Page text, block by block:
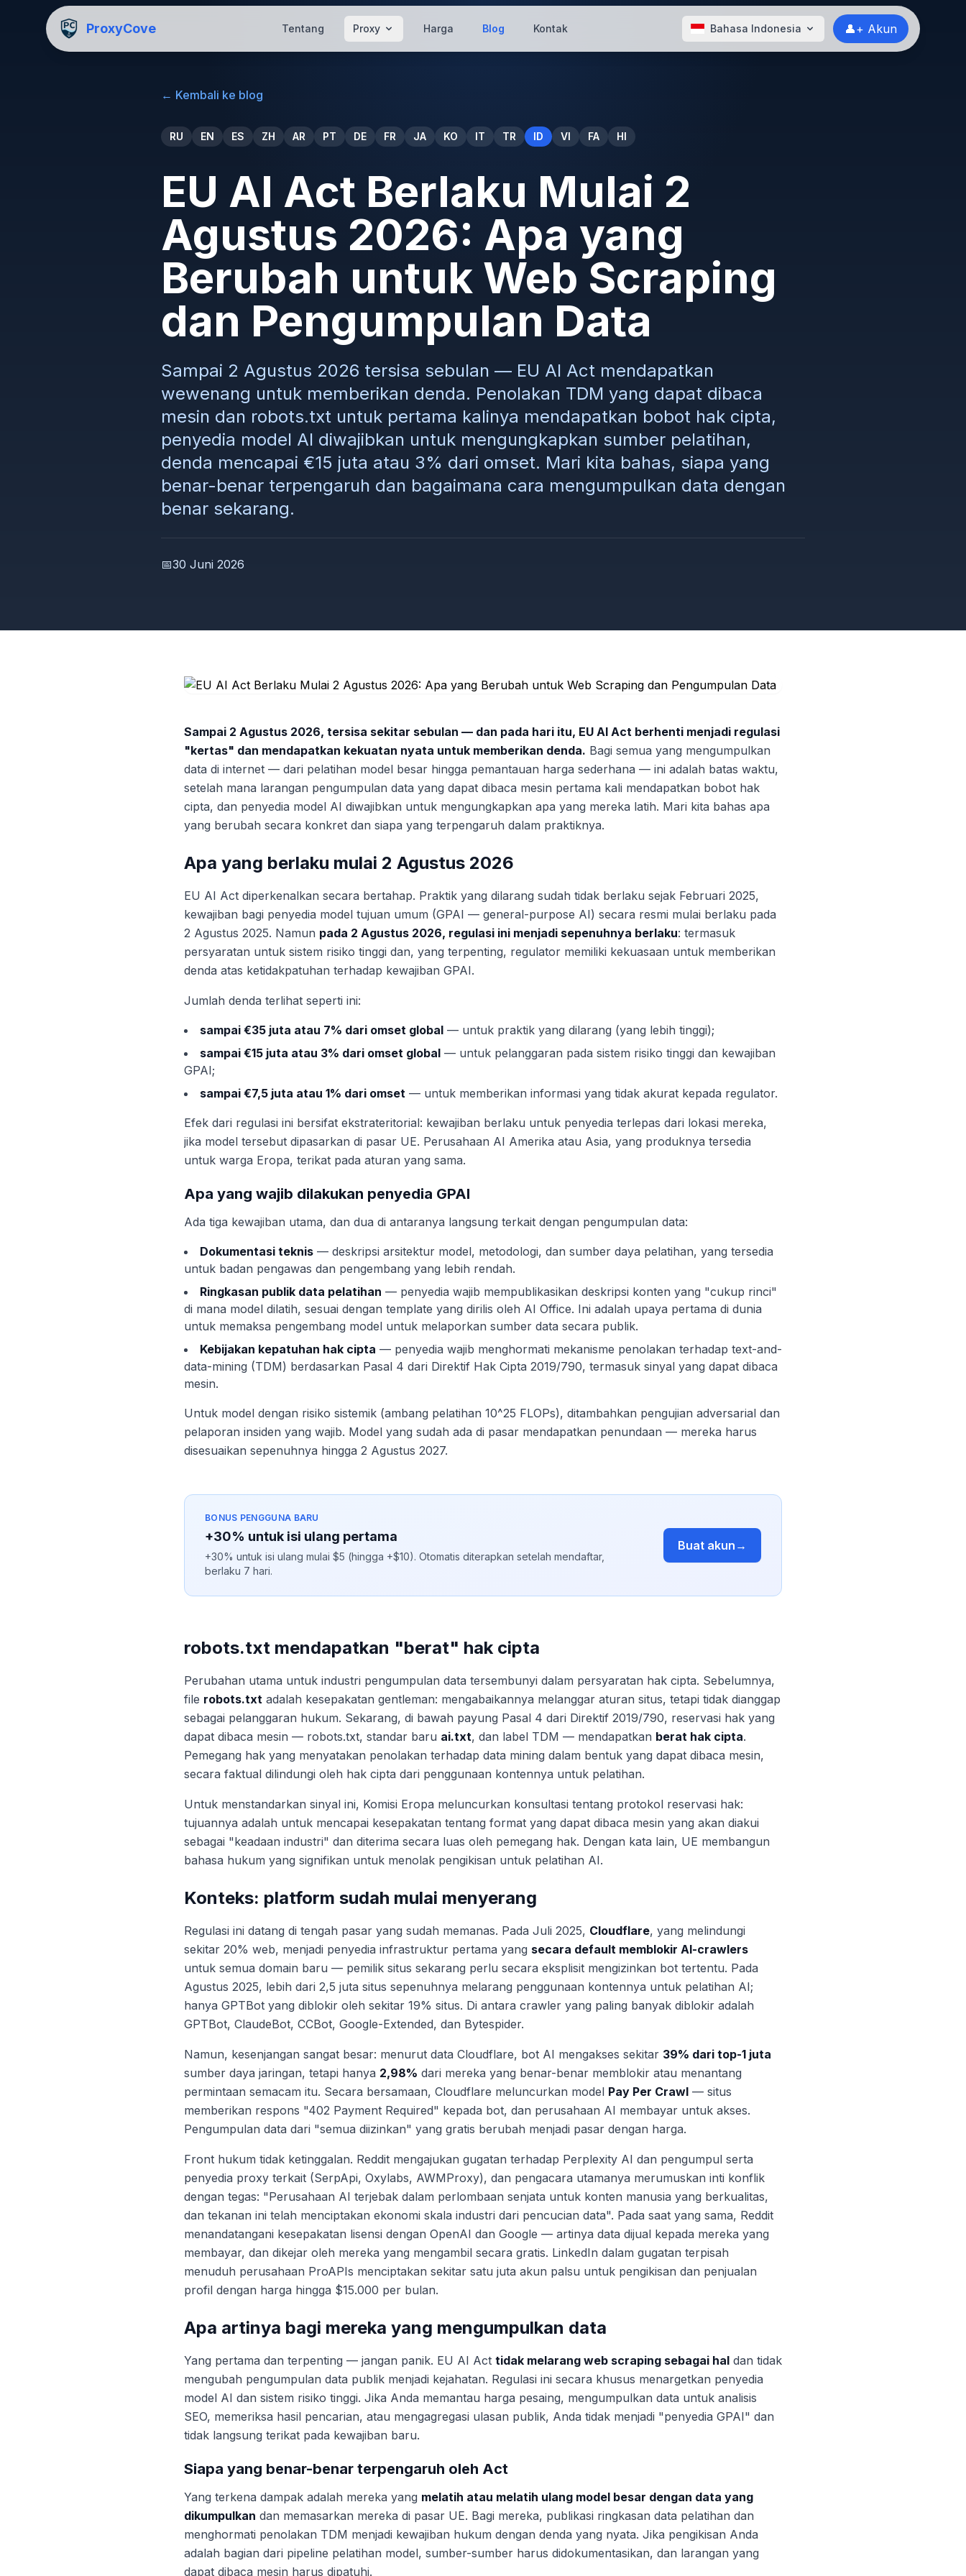
ProxyCove Tentang Proxy Harga Blog Kontak Bahasa Indonesia 👤+ Akun
← Kembali ke blog
RU EN ES ZH AR PT DE FR JA KO IT TR ID VI FA HI
EU AI Act Berlaku Mulai 2
Agustus 2026: Apa yang
Berubah untuk Web Scraping
dan Pengumpulan Data
Sampai 2 Agustus 2026 tersisa sebulan — EU AI Act mendapatkan
wewenang untuk memberikan denda. Penolakan TDM yang dapat dibaca
mesin dan robots.txt untuk pertama kalinya mendapatkan bobot hak cipta,
penyedia model AI diwajibkan untuk mengungkapkan sumber pelatihan,
denda mencapai €15 juta atau 3% dari omset. Mari kita bahas, siapa yang
benar-benar terpengaruh dan bagaimana cara mengumpulkan data dengan
benar sekarang.
📅30 Juni 2026
Sampai 2 Agustus 2026, tersisa sekitar sebulan — dan pada hari itu, EU AI Act berhenti menjadi regulasi
"kertas" dan mendapatkan kekuatan nyata untuk memberikan denda. Bagi semua yang mengumpulkan
data di internet — dari pelatihan model besar hingga pemantauan harga sederhana — ini adalah batas waktu,
setelah mana larangan pengumpulan data yang dapat dibaca mesin pertama kali mendapatkan bobot hak
cipta, dan penyedia model AI diwajibkan untuk mengungkapkan apa yang mereka latih. Mari kita bahas apa
yang berubah secara konkret dan siapa yang terpengaruh dalam praktiknya.
Apa yang berlaku mulai 2 Agustus 2026
EU AI Act diperkenalkan secara bertahap. Praktik yang dilarang sudah tidak berlaku sejak Februari 2025,
kewajiban bagi penyedia model tujuan umum (GPAI — general-purpose AI) secara resmi mulai berlaku pada
2 Agustus 2025. Namun pada 2 Agustus 2026, regulasi ini menjadi sepenuhnya berlaku: termasuk
persyaratan untuk sistem risiko tinggi dan, yang terpenting, regulator memiliki kekuasaan untuk memberikan
denda atas ketidakpatuhan terhadap kewajiban GPAI.
Jumlah denda terlihat seperti ini:
sampai €35 juta atau 7% dari omset global — untuk praktik yang dilarang (yang lebih tinggi);
sampai €15 juta atau 3% dari omset global — untuk pelanggaran pada sistem risiko tinggi dan kewajiban
GPAI;
sampai €7,5 juta atau 1% dari omset — untuk memberikan informasi yang tidak akurat kepada regulator.
Efek dari regulasi ini bersifat ekstrateritorial: kewajiban berlaku untuk penyedia terlepas dari lokasi mereka,
jika model tersebut dipasarkan di pasar UE. Perusahaan AI Amerika atau Asia, yang produknya tersedia
untuk warga Eropa, terikat pada aturan yang sama.
Apa yang wajib dilakukan penyedia GPAI
Ada tiga kewajiban utama, dan dua di antaranya langsung terkait dengan pengumpulan data:
Dokumentasi teknis — deskripsi arsitektur model, metodologi, dan sumber daya pelatihan, yang tersedia
untuk badan pengawas dan pengembang yang lebih rendah.
Ringkasan publik data pelatihan — penyedia wajib mempublikasikan deskripsi konten yang "cukup rinci"
di mana model dilatih, sesuai dengan template yang dirilis oleh AI Office. Ini adalah upaya pertama di dunia
untuk memaksa pengembang model untuk melaporkan sumber data secara publik.
Kebijakan kepatuhan hak cipta — penyedia wajib menghormati mekanisme penolakan terhadap text-and-
data-mining (TDM) berdasarkan Pasal 4 dari Direktif Hak Cipta 2019/790, termasuk sinyal yang dapat dibaca
mesin.
Untuk model dengan risiko sistemik (ambang pelatihan 10^25 FLOPs), ditambahkan pengujian adversarial dan
pelaporan insiden yang wajib. Model yang sudah ada di pasar mendapatkan penundaan — mereka harus
disesuaikan sepenuhnya hingga 2 Agustus 2027.
BONUS PENGGUNA BARU
+30% untuk isi ulang pertama
+30% untuk isi ulang mulai $5 (hingga +$10). Otomatis diterapkan setelah mendaftar,
berlaku 7 hari.
Buat akun →
robots.txt mendapatkan "berat" hak cipta
Perubahan utama untuk industri pengumpulan data tersembunyi dalam persyaratan hak cipta. Sebelumnya,
file robots.txt adalah kesepakatan gentleman: mengabaikannya melanggar aturan situs, tetapi tidak dianggap
sebagai pelanggaran hukum. Sekarang, di bawah payung Pasal 4 dari Direktif 2019/790, reservasi hak yang
dapat dibaca mesin — robots.txt, standar baru ai.txt, dan label TDM — mendapatkan berat hak cipta.
Pemegang hak yang menyatakan penolakan terhadap data mining dalam bentuk yang dapat dibaca mesin,
secara faktual dilindungi oleh hak cipta dari penggunaan kontennya untuk pelatihan.
Untuk menstandarkan sinyal ini, Komisi Eropa meluncurkan konsultasi tentang protokol reservasi hak:
tujuannya adalah untuk mencapai kesepakatan tentang format yang dapat dibaca mesin yang akan diakui
sebagai "keadaan industri" dan diterima secara luas oleh pemegang hak. Dengan kata lain, UE membangun
bahasa hukum yang signifikan untuk menolak pengikisan untuk pelatihan AI.
Konteks: platform sudah mulai menyerang
Regulasi ini datang di tengah pasar yang sudah memanas. Pada Juli 2025, Cloudflare, yang melindungi
sekitar 20% web, menjadi penyedia infrastruktur pertama yang secara default memblokir AI-crawlers
untuk semua domain baru — pemilik situs sekarang perlu secara eksplisit mengizinkan bot tertentu. Pada
Agustus 2025, lebih dari 2,5 juta situs sepenuhnya melarang penggunaan kontennya untuk pelatihan AI;
hanya GPTBot yang diblokir oleh sekitar 19% situs. Di antara crawler yang paling banyak diblokir adalah
GPTBot, ClaudeBot, CCBot, Google-Extended, dan Bytespider.
Namun, kesenjangan sangat besar: menurut data Cloudflare, bot AI mengakses sekitar 39% dari top-1 juta
sumber daya jaringan, tetapi hanya 2,98% dari mereka yang benar-benar memblokir atau menantang
permintaan semacam itu. Secara bersamaan, Cloudflare meluncurkan model Pay Per Crawl — situs
memberikan respons "402 Payment Required" kepada bot, dan perusahaan AI membayar untuk akses.
Pengumpulan data dari "semua diizinkan" yang gratis berubah menjadi pasar dengan harga.
Front hukum tidak ketinggalan. Reddit mengajukan gugatan terhadap Perplexity AI dan pengumpul serta
penyedia proxy terkait (SerpApi, Oxylabs, AWMProxy), dan pengacara utamanya merumuskan inti konflik
dengan tegas: "Perusahaan AI terjebak dalam perlombaan senjata untuk konten manusia yang berkualitas,
dan tekanan ini telah menciptakan ekonomi skala industri dari pencucian data". Pada saat yang sama, Reddit
menandatangani kesepakatan lisensi dengan OpenAI dan Google — artinya data dijual kepada mereka yang
membayar, dan dikejar oleh mereka yang mengambil secara gratis. LinkedIn dalam gugatan terpisah
menuduh perusahaan ProAPIs menciptakan sekitar satu juta akun palsu untuk pengikisan dan penjualan
profil dengan harga hingga $15.000 per bulan.
Apa artinya bagi mereka yang mengumpulkan data
Yang pertama dan terpenting — jangan panik. EU AI Act tidak melarang web scraping sebagai hal dan tidak
mengubah pengumpulan data publik menjadi kejahatan. Regulasi ini secara khusus menargetkan penyedia
model AI dan sistem risiko tinggi. Jika Anda memantau harga pesaing, mengumpulkan data untuk analisis
SEO, memeriksa hasil pencarian, atau mengagregasi ulasan publik, Anda tidak menjadi "penyedia GPAI" dan
tidak langsung terikat pada kewajiban baru.
Siapa yang benar-benar terpengaruh oleh Act
Yang terkena dampak adalah mereka yang melatih atau melatih ulang model besar dengan data yang
dikumpulkan dan memasarkan mereka di pasar UE. Bagi mereka, publikasi ringkasan data pelatihan dan
menghormati penolakan TDM menjadi kewajiban hukum dengan denda yang nyata. Jika pengikisan Anda
adalah bagian dari pipeline pelatihan model, sumber-sumber harus didokumentasikan, dan larangan yang
dapat dibaca mesin harus dipatuhi.